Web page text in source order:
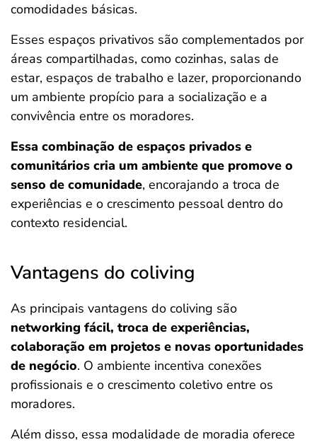
comodidades básicas.
Esses espaços privativos são complementados por
áreas compartilhadas, como cozinhas, salas de
estar, espaços de trabalho e lazer, proporcionando
um ambiente propício para a socialização e a
convivência entre os moradores.
Essa combinação de espaços privados e
comunitários cria um ambiente que promove o
senso de comunidade, encorajando a troca de
experiências e o crescimento pessoal dentro do
contexto residencial.
Vantagens do coliving
As principais vantagens do coliving são
networking fácil, troca de experiências,
colaboração em projetos e novas oportunidades
de negócio. O ambiente incentiva conexões
profissionais e o crescimento coletivo entre os
moradores.
Além disso, essa modalidade de moradia oferece